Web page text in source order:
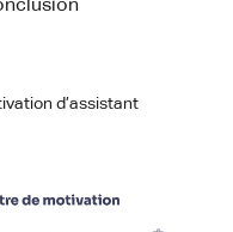
d’assistant